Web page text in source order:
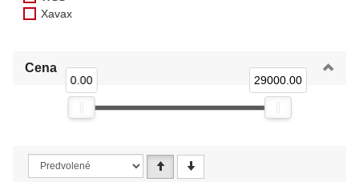
Xavax
Cena
0.00 29000.00